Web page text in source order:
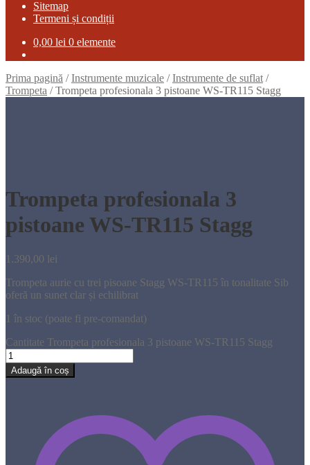
Sitemap
Termeni și condiții
0,00 lei 0 elemente
Prima pagină /Instrumente muzicale /Instrumente de suflat /
Trompeta /Trompeta profesionala 3 pistoane WS-TR115 Stagg
Trompeta profesionala 3
pistoane WS-TR115 Stagg
1.390,00 lei
Trompeta aurie cu trei pisoane Stagg WS-TR115 în tonalitate Sib
oferă un sunet clar și echilibrat
1 în stoc (poate fi pre-comandat)
Cantitate Trompeta profesionala 3 pistoane WS-TR115 Stagg
Adaugă în coș